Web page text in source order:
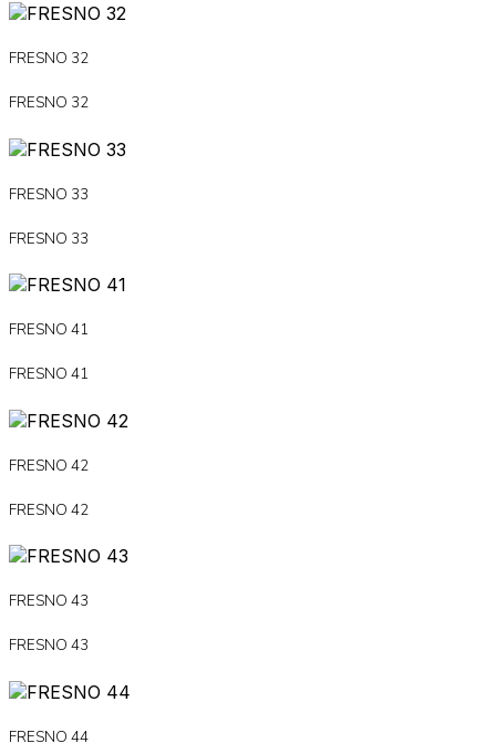
FRESNO 32
FRESNO 32
FRESNO 33
FRESNO 33
FRESNO 41
FRESNO 41
FRESNO 42
FRESNO 42
FRESNO 43
FRESNO 43
FRESNO 44